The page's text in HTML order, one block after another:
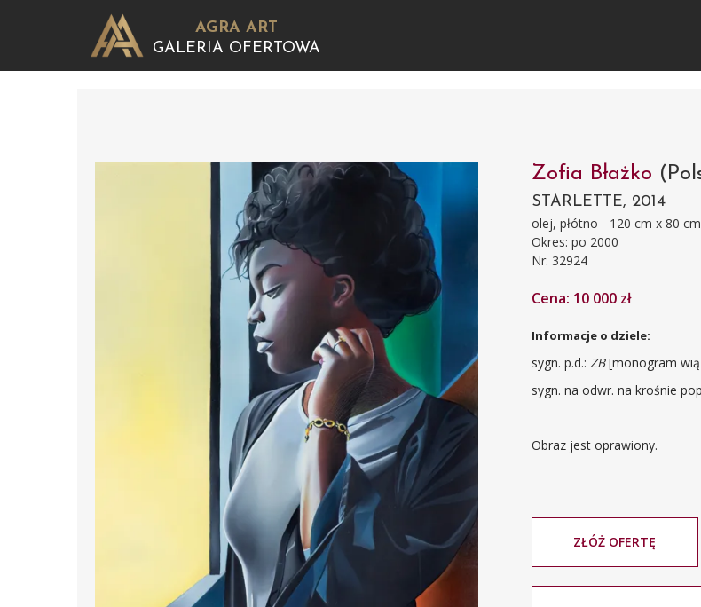
AGRA ART
GALERIA OFERTOWA
Zofia Błażko
STARLETTE, 2014
olej, płótno - 120 cm x 80 cm
Okres: po 2000
Nr: 32924
Cena: 10 000 zł
Informacje o dziele:
sygn. p.d.:ZB[monogram
sygn. na odwr. na krośnie
Obraz jest oprawiony.
ZŁÓŻ OFERTĘ